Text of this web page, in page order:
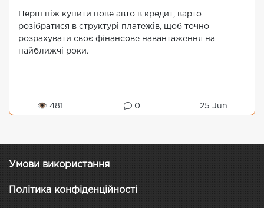
Перш ніж купити нове авто в кредит, варто
розібратися в структурі платежів, щоб точно
розрахувати своє фінансове навантаження на
найближчі роки.
👁 481 0 25 Jun
Умови використання
Політика конфіденційності